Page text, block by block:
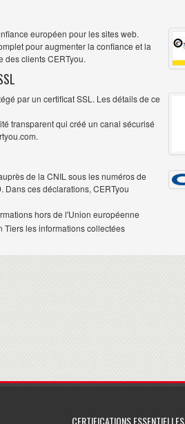
européen pour les sites web.
pour augmenter la confiance et la
des clients CERTyou.
par un certificat SSL. Les détails de ce
transparent qui créé un canal sécurisé
de la CNIL sous les numéros de
. Dans ces déclarations, CERTyou
hors de l'Union européenne
Tiers les informations collectées
CERTIFICATIONS ESSENTIELLES